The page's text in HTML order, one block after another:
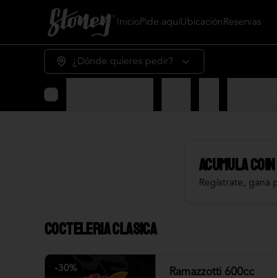
InicioPide aquíUbicación Reservas
¿Dónde quieres pedir?
Acumula
Regístrate, gana
Cocteleria Clasica
-30% Ramazzotti 600cc